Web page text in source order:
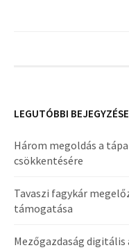
LEGUTÓBBI
Három megoldás a
csökkentésére
Tavaszi fagykár
támogatása
Mezőgazdaság